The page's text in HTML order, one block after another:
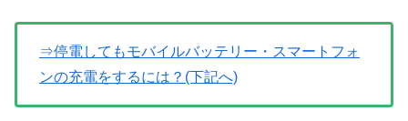
⇒停電してもモバイルバッテリー・スマートフォ
ンの充電をするには？(下記へ)